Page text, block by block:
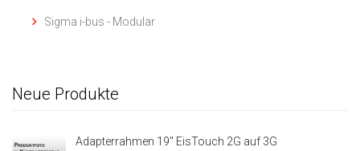
Sigma i-bus - Modular
Neue Produkte
Adapterrahmen 19" EisTouch 2G auf 3G